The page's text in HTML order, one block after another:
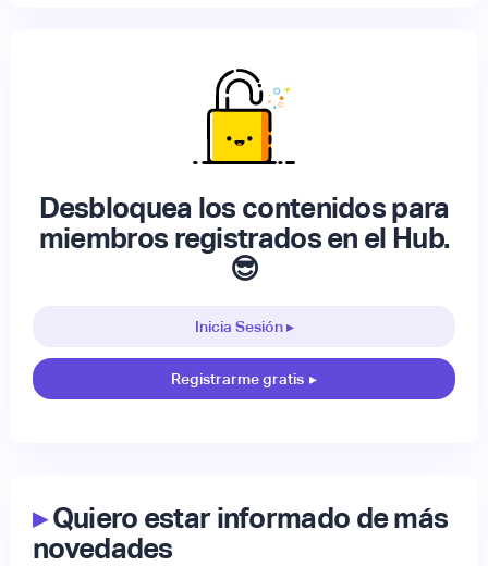
Desbloquea los contenidos para
miembros registrados en el Hub.
😎
Inicia Sesión ▸
Registrarme gratis ▸
▸Quiero estar informado de más
novedades